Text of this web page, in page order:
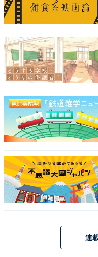
アクセス
所在地：神奈川県川崎
アクセス：東急東横線
分、または東急東横線
分。無料駐車場2台分
キングもあり）。
料金
※入浴料は現金払いの
タオル30円。サウナ利
同伴者1名につき幼児2
連